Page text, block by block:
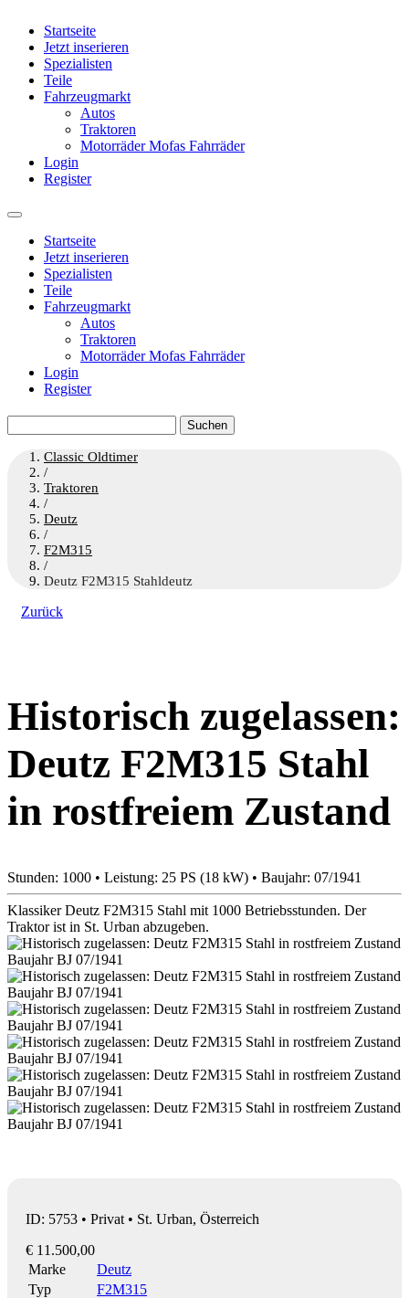
Startseite
Jetzt inserieren
Spezialisten
Teile
Fahrzeugmarkt
Autos
Traktoren
Motorräder Mofas Fahrräder
Login
Register
Startseite
Jetzt inserieren
Spezialisten
Teile
Fahrzeugmarkt
Autos
Traktoren
Motorräder Mofas Fahrräder
Login
Register
nach:
Classic Oldtimer
/
Traktoren
/
Deutz
/
F2M315
/
Deutz F2M315 Stahldeutz
Zurück
Historisch zugelassen:
Deutz F2M315 Stahl
in rostfreiem Zustand
Stunden: 1000 • Leistung: 25 PS (18 kW) • Baujahr: 07/1941
Klassiker Deutz F2M315 Stahl mit 1000 Betriebsstunden. Der
Traktor ist in St. Urban abzugeben.
ID: 5753 • Privat • St. Urban, Österreich
€ 11.500,00
Marke
Deutz
Typ
F2M315